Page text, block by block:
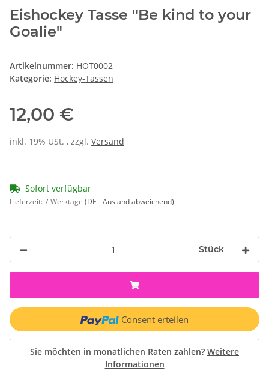
Eishockey Tasse "Be kind to your
Goalie"
Artikelnummer: HOT0002
Kategorie: Hockey-Tassen
12,00 €
inkl. 19% USt. , zzgl. Versand
Sofort verfügbar
Lieferzeit:7 Werktage (DE - Ausland abweichend)
Stück
Consent erteilen
Sie möchten in monatlichen Raten zahlen? Weitere
Informationen